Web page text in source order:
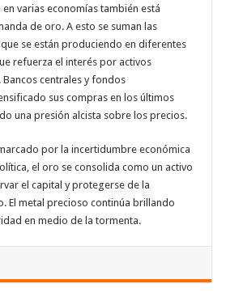
varias economías también está
de oro. A esto se suman las
se están produciendo en diferentes
refuerza el interés por activos
centrales y fondos
sus compras en los últimos
una presión alcista sobre los precios.
por la incertidumbre económica
el oro se consolida como un activo
el capital y protegerse de la
El metal precioso continúa brillando
en medio de la tormenta.